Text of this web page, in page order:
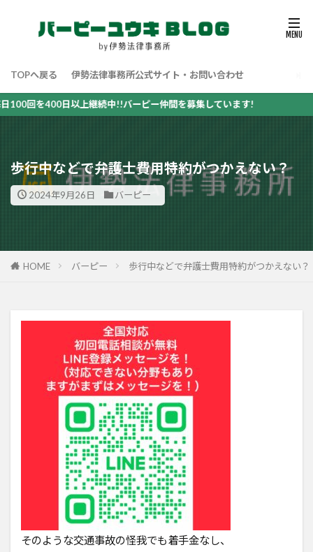
TOPへ戻る 伊勢法律事務所公式サイト・お問い合わせ
を400日以上継続中!!バーピー仲間を募集しています!
歩行中などで弁護士費用特約がつかえない？
2024年9月26日 バーピー
HOME バーピー 歩行中などで弁護士費用特約がつかえない？
そのような交通事故の怪我でも着手金なし、